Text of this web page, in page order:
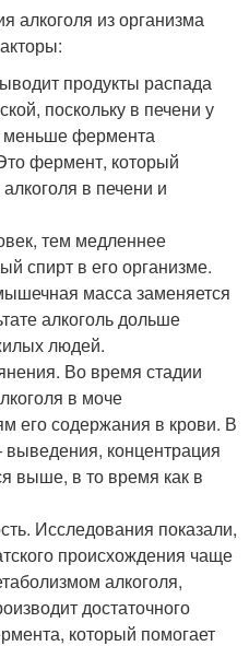
алкоголя из организма
продукты распада
поскольку в печени у
фермента
фермент, который
в печени и
тем медленнее
спирт в его организме.
масса заменяется
алкоголь дольше
людей.
Во время стадии
в моче
его содержания в крови. В
концентрация
выше, в то время как в
Исследования показали,
происхождения чаще
алкоголя,
достаточного
который помогает